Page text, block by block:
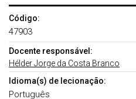
Código:
47903
Docente responsável:
Hélder Jorge da Costa Branco
Idioma(s) de lecionação:
Português